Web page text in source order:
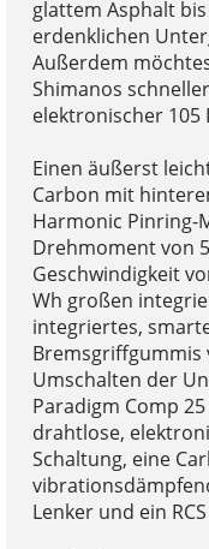
glattem Asphalt
erdenklichen
Außerdem
Shimanos
elektronischer
Einen äußerst
Carbon mit
Harmonic Pinring-
Drehmoment von
Geschwindigkeit
Wh großen
integriertes,
Bremsgriffgummis
Umschalten der
Paradigm Comp
drahtlose,
Schaltung, eine
Lenker und ein